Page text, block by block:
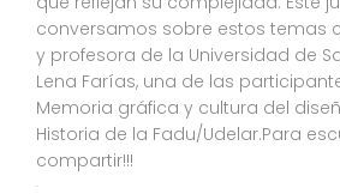
conversamos sobre estos temas
y profesora de la Universidad de
Lena Farías, una de las
Memoria gráfica y cultura del
Historia de la Fadu/Udelar.Para
compartir!!!
.